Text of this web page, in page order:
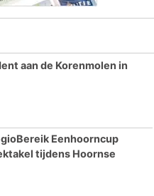
aan de Korenmolen in
Eenhoorncup
tijdens Hoornse